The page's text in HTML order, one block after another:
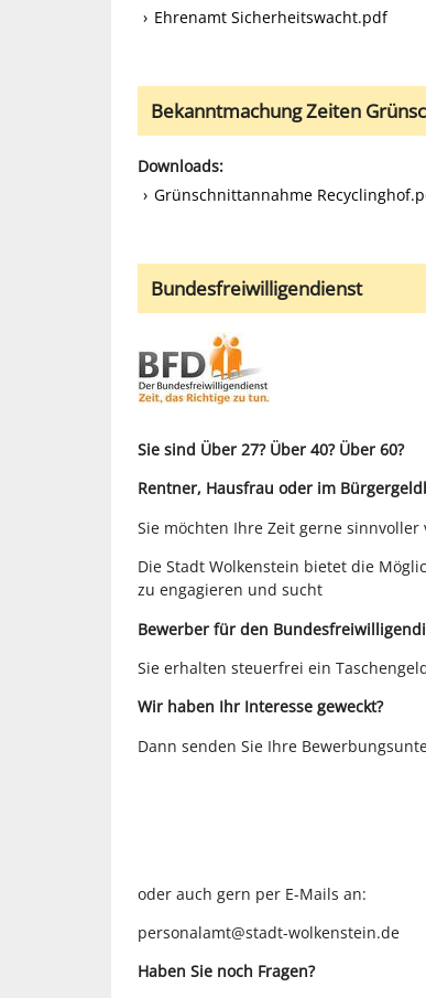
Ehrenamt Sicherheitswacht.pdf
Bekanntmachung Zeiten
Downloads:
Grünschnittannahme
Bundesfreiwilligendienst
Sie sind Über 27? Über 40? Über 60?
Rentner, Hausfrau oder im
Sie möchten Ihre Zeit gerne
Die Stadt Wolkenstein bietet die
zu engagieren und sucht
Bewerber für den
Sie erhalten steuerfrei ein
Wir haben Ihr Interesse geweckt?
Dann senden Sie Ihre
oder auch gern per E-Mails an:
personalamt@stadt-wolkenstein.de
Haben Sie noch Fragen?